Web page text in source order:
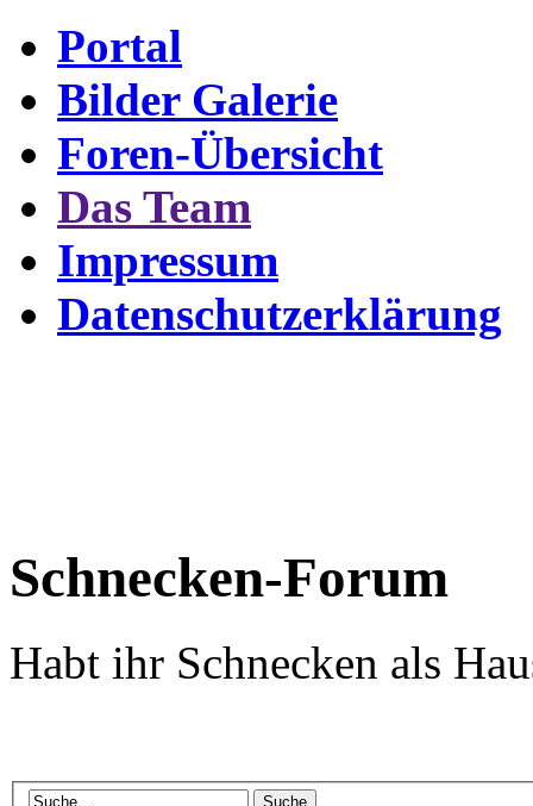
Portal
Bilder Galerie
Foren-Übersicht
Das Team
Impressum
Datenschutzerklärung
Schnecken-Forum
Habt ihr Schnecken als